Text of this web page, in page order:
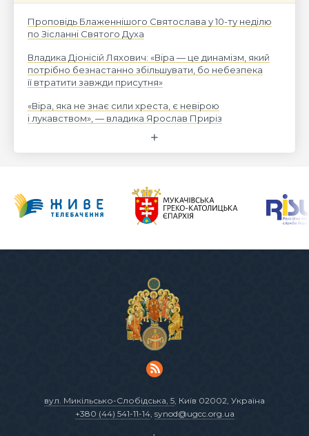
Проповідь Блаженнішого Святослава у 10-ту неділю
по Зісланні Святого Духа
Владика Діонісій Ляхович: «Віра — це динамізм, який
потрібно безнастанно збільшувати, бо небезпека
її втратити завжди присутня»
«Віра, яка не знає сили хреста, є невірою
і лукавством», — владика Ярослав Приріз
вул. Микільсько-Слобідська, 5 , Київ 02002, Україна
+380 (44) 541-11-14, synod@ugcc.org.ua